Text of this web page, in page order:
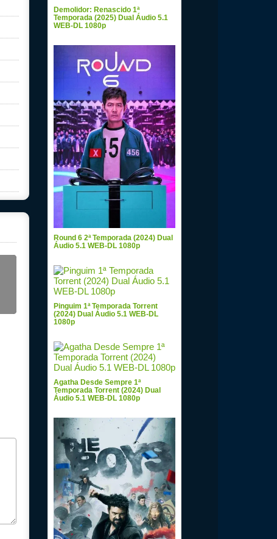
Demolidor: Renascido 1ª
Temporada (2025) Dual Áudio 5.1
WEB-DL 1080p
Round 6 2ª Temporada (2024) Dual
Áudio 5.1 WEB-DL 1080p
Pinguim 1ª Temporada Torrent
(2024) Dual Áudio 5.1 WEB-DL
1080p
Agatha Desde Sempre 1ª
Temporada Torrent (2024) Dual
Áudio 5.1 WEB-DL 1080p